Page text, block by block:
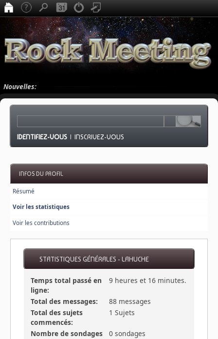
Nouvelles:
IDENTIFIEZ-VOUS |INSCRIVEZ-VOUS
INFOS DU PROFIL
Résumé
Voir les statistiques
Voir les contributions
STATISTIQUES GÉNÉRALES - LAHUCHE
Temps total passé en
ligne:
9 heures et 16 minutes.
Total des messages:
88 messages
Total des sujets
commencés:
1 Sujets
Nombre de sondages
0 sondages